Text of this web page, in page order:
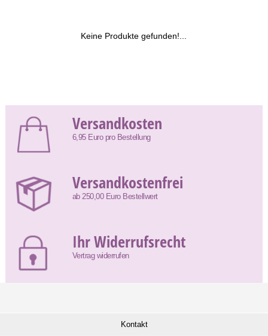
Keine Produkte gefunden!...
Versandkosten
6,95 Euro pro Bestellung
Versandkostenfrei
ab 250,00 Euro Bestellwert
Ihr Widerrufsrecht
Vertrag widerrufen
Kontakt